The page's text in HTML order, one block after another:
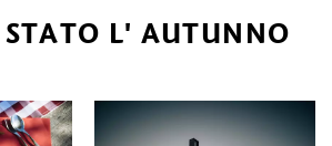
STATO L' AUTUNNO